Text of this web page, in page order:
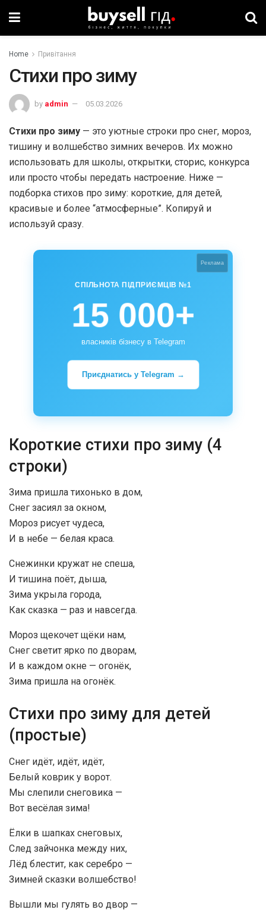
Home Привітання
Стихи про зиму
by admin 05.03.2026
Стихи про зиму — это уютные строки про снег, мороз,
тишину и волшебство зимних вечеров. Их можно
использовать для школы, открытки, сторис, конкурса
или просто чтобы передать настроение. Ниже —
подборка стихов про зиму: короткие, для детей,
красивые и более “атмосферные”. Копируй и
используй сразу.
Реклама
СПІЛЬНОТА ПІДПРИЄМЦІВ №1
15 000+
власників бізнесу в Telegram
Приєднатись у Telegram →
Короткие стихи про зиму (4
строки)
Зима пришла тихонько в дом,
Снег засиял за окном,
Мороз рисует чудеса,
И в небе — белая краса.
Снежинки кружат не спеша,
И тишина поёт, дыша,
Зима укрыла города,
Как сказка — раз и навсегда.
Мороз щекочет щёки нам,
Снег светит ярко по дворам,
И в каждом окне — огонёк,
Зима пришла на огонёк.
Стихи про зиму для детей
(простые)
Снег идёт, идёт, идёт,
Белый коврик у ворот.
Мы слепили снеговика —
Вот весёлая зима!
Ёлки в шапках снеговых,
След зайчонка между них,
Лёд блестит, как серебро —
Зимней сказки волшебство!
Вышли мы гулять во двор —